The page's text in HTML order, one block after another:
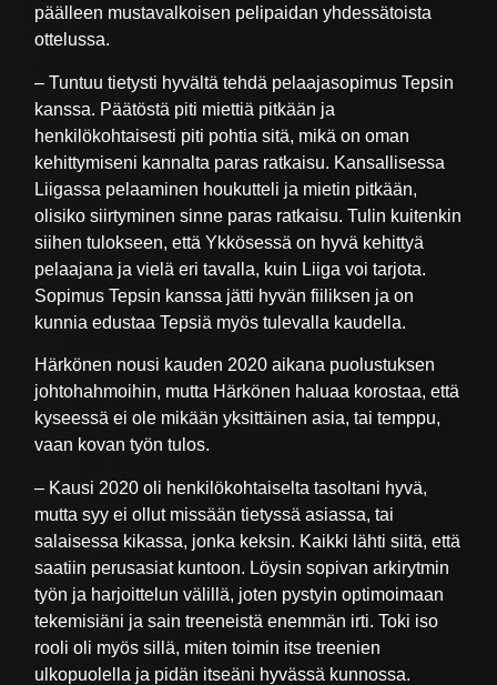
päälleen mustavalkoisen pelipaidan yhdessätoista
ottelussa.
– Tuntuu tietysti hyvältä tehdä pelaajasopimus Tepsin
kanssa. Päätöstä piti miettiä pitkään ja
henkilökohtaisesti piti pohtia sitä, mikä on oman
kehittymiseni kannalta paras ratkaisu. Kansallisessa
Liigassa pelaaminen houkutteli ja mietin pitkään,
olisiko siirtyminen sinne paras ratkaisu. Tulin kuitenkin
siihen tulokseen, että Ykkösessä on hyvä kehittyä
pelaajana ja vielä eri tavalla, kuin Liiga voi tarjota.
Sopimus Tepsin kanssa jätti hyvän fiiliksen ja on
kunnia edustaa Tepsiä myös tulevalla kaudella.
Härkönen nousi kauden 2020 aikana puolustuksen
johtohahmoihin, mutta Härkönen haluaa korostaa, että
kyseessä ei ole mikään yksittäinen asia, tai temppu,
vaan kovan työn tulos.
– Kausi 2020 oli henkilökohtaiselta tasoltani hyvä,
mutta syy ei ollut missään tietyssä asiassa, tai
salaisessa kikassa, jonka keksin. Kaikki lähti siitä, että
saatiin perusasiat kuntoon. Löysin sopivan arkirytmin
työn ja harjoittelun välillä, joten pystyin optimoimaan
tekemisiäni ja sain treeneistä enemmän irti. Toki iso
rooli oli myös sillä, miten toimin itse treenien
ulkopuolella ja pidän itseäni hyvässä kunnossa.